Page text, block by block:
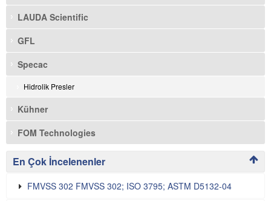
LAUDA Scientific
GFL
Specac
Hidrolik Presler
Kühner
FOM Technologies
En Çok İncelenenler
FMVSS 302 FMVSS 302; ISO 3795; ASTM D5132-04